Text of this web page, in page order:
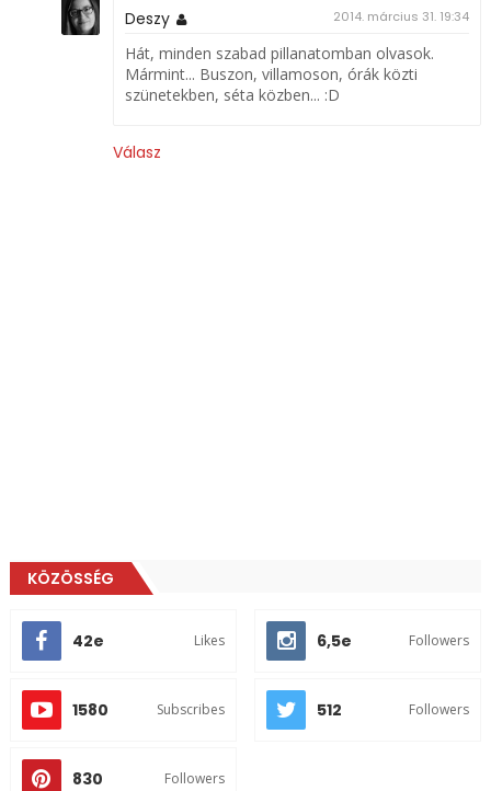
Deszy 2014. március 31. 19:34
Hát, minden szabad pillanatomban olvasok.
Mármint... Buszon, villamoson, órák közti
szünetekben, séta közben... :D
Válasz
KÖZÖSSÉG
42e Likes 6,5e Followers
1580 Subscribes 512 Followers
830 Followers